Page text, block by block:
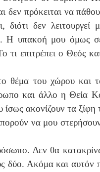
δεν πρόκειται να
διότι δεν
Η υπακοή μου όμως
επιτρέπει ο Θεός
θέμα του χώρου και
και άλλο η Θεία
ακονίζουν τα ξίφη
να μου
Δεν θα
δύο. Ακόμα και αυτόν